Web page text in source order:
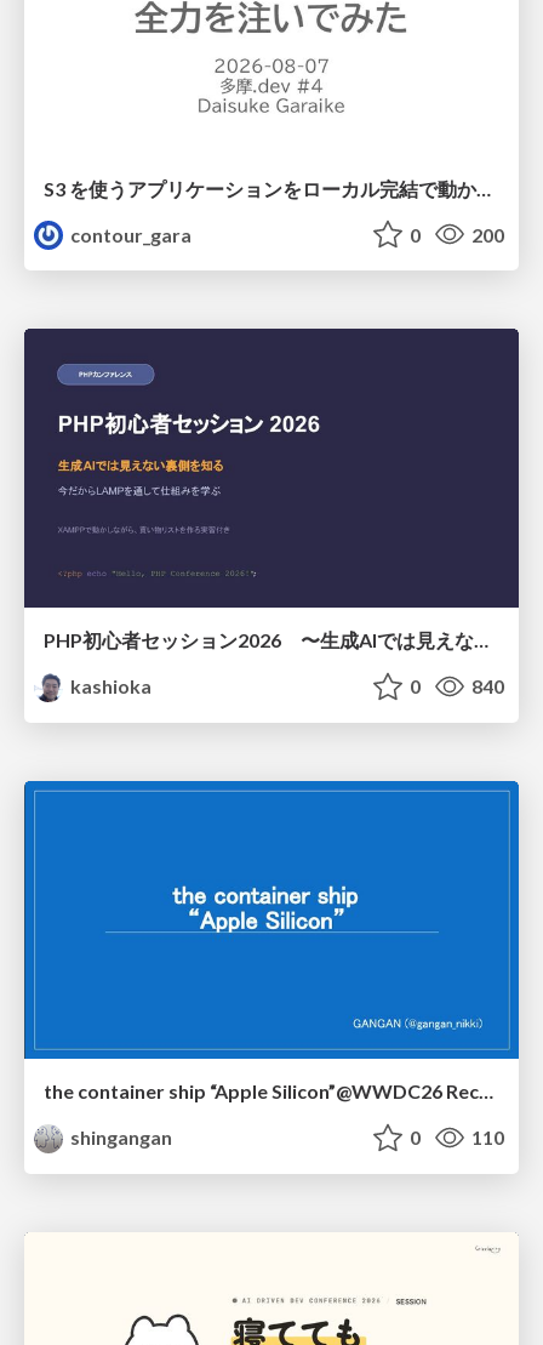
S3 を使うアプリケーションをローカル完結で動かすことに全力を注いでみた / Running S3 Apps Offline
contour_gara
0 200
PHP初心者セッション2026 〜生成AIでは見えない裏側を知る：今だからLAMPを通して仕組みを学ぶ〜
kashioka
0 840
the container ship “Apple Silicon”@WWDC26 Recap -Japan-\(region).swift
shingangan
0 110